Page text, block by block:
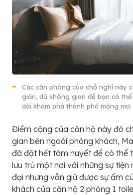
Các căn phòng của chỗ nghỉ này
giản, đủ không gian để bạn có
dài khám phá thành phố mộng mơ.
Điểm cộng của căn hộ này đó
gian bên ngoài phòng khách,
đã đặt hết tâm huyết để có thể
lưu trú một nơi với những sự tiện
đại nhưng vẫn giữ được sự ấm
khách của căn hộ 2 phòng 1